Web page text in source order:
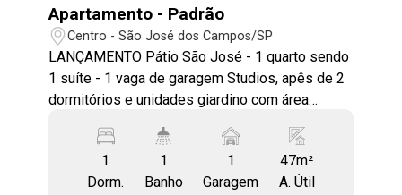
Apartamento - Padrão
Centro - São José dos Campos/SP
LANÇAMENTO Pátio São José - 1 quarto sendo
1 suíte - 1 vaga de garagem Studios, apês de 2
dormitórios e unidades giardino com área
ambientes inteligentes. Áreas comuns
equipadas, decoradas e mobiliadas. Ideal para
morar ou investir, com conforto, leveza e
1
Dorm.
1
Banho
1
Garagem
47m²
A. Útil